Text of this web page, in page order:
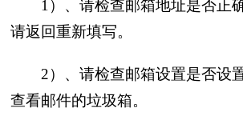
1）、请检查邮箱地址是否正
请返回重新填写。
2）、请检查邮箱设置是否设
查看邮件的垃圾箱。